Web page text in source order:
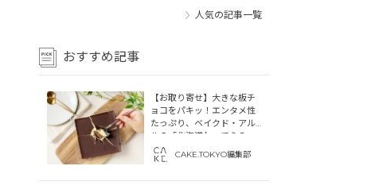
人気の記事一覧
おすすめ記事
【お取り寄せ】大きな板チ
ョコをパキッ！エンタメ性
たっぷり、ベイクド・アル
ルの「北海道わってらみ
す」
CAKE.TOKYO編集部